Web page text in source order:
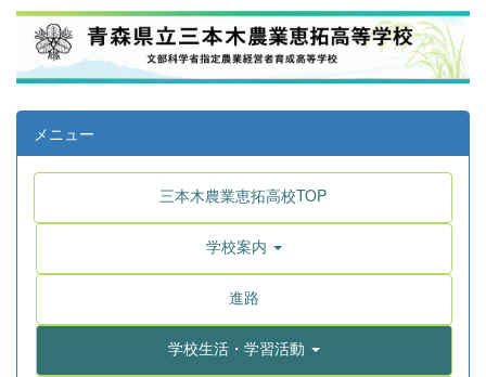
メニュー
三本木農業恵拓高校TOP
学校案内
進路
学校生活・学習活動